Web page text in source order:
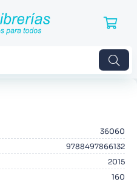
36060
9788497866132
2015
160